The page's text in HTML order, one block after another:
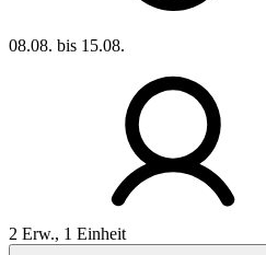
08.08. bis 15.08.
2 Erw., 1 Einheit